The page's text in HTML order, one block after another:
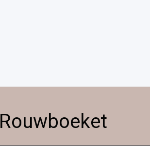
Rouwboeket